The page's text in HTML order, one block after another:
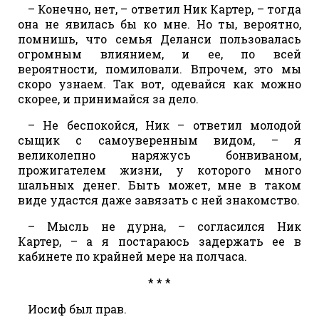
– Конечно, нет, – ответил Ник Картер, – тогда
она не явилась бы ко мне. Но ты, вероятно,
помнишь, что семья Деланси пользовалась
огромным влиянием, и ее, по всей
вероятности, помиловали. Впрочем, это мы
скоро узнаем. Так вот, одевайся как можно
скорее, и принимайся за дело.
– Не беспокойся, Ник – ответил молодой
сыщик с самоуверенным видом, – я
великолепно наряжусь бонвиваном,
прожигателем жизни, у которого много
шальных денег. Быть может, мне в таком
виде удастся даже завязать с ней знакомство.
– Мысль не дурна, – согласился Ник
Картер, – а я постараюсь задержать ее в
кабинете по крайней мере на полчаса.
* * *
Иосиф был прав.